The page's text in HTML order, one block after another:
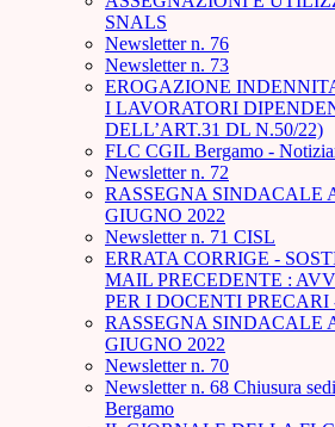
SNALS
Newsletter n. 76
Newsletter n. 73
EROGAZIONE
I LAVORATORI
DELL’ART.31 DL N.50/22)
FLC CGIL Bergamo -
Newsletter n. 72
RASSEGNA SINDACALE
GIUGNO 2022
Newsletter n. 71 CISL
ERRATA CORRIGE -
MAIL PRECEDENTE :
PER I DOCENTI PRECARI
RASSEGNA SINDACALE
GIUGNO 2022
Newsletter n. 70
Newsletter n. 68 Chiusura
Bergamo